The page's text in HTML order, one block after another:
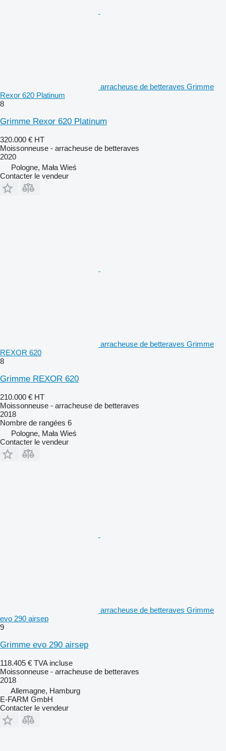
arracheuse de betteraves Grimme
Rexor 620 Platinum
8
Grimme Rexor 620 Platinum
320.000 € HT
Moissonneuse - arracheuse de betteraves
2020
Pologne, Mała Wieś
Contacter le vendeur
arracheuse de betteraves Grimme
REXOR 620
8
Grimme REXOR 620
210.000 € HT
Moissonneuse - arracheuse de betteraves
2018
Nombre de rangées 6
Pologne, Mała Wieś
Contacter le vendeur
arracheuse de betteraves Grimme
evo 290 airsep
9
Grimme evo 290 airsep
118.405 € TVA incluse
Moissonneuse - arracheuse de betteraves
2018
Allemagne, Hamburg
E-FARM GmbH
Contacter le vendeur